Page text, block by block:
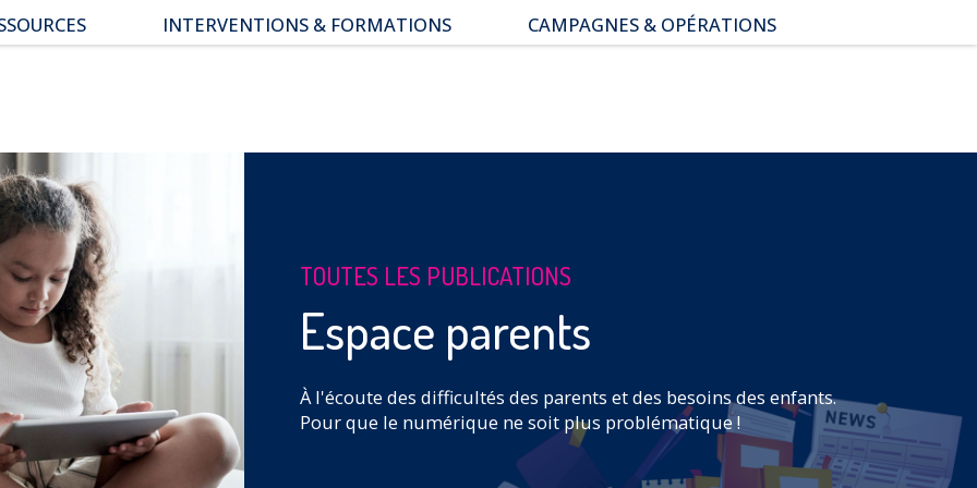
INTERVENTIONS & FORMATIONS
CAMPAGNES & OPÉRATIONS
TOUTES LES PUBLICATIONS
Espace parents
À l'écoute des difficultés des parents et des besoins des enfants.
Pour que le numérique ne soit plus problématique !